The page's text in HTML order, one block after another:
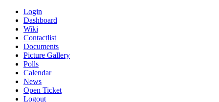
Login
Dashboard
Wiki
Contactlist
Documents
Picture Gallery
Polls
Calendar
News
Open Ticket
Logout